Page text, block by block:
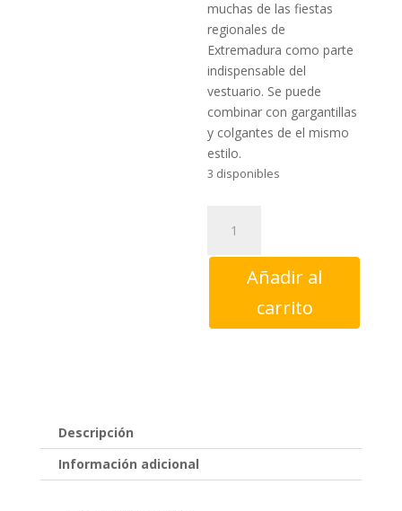
muchas de las fiestas
regionales de
Extremadura como parte
indispensable del
vestuario. Se puede
combinar con gargantillas
y colgantes de el mismo
estilo.
3 disponibles
Chozo
Grande
doradoAñadir al
carrito
Descripción
Información adicional